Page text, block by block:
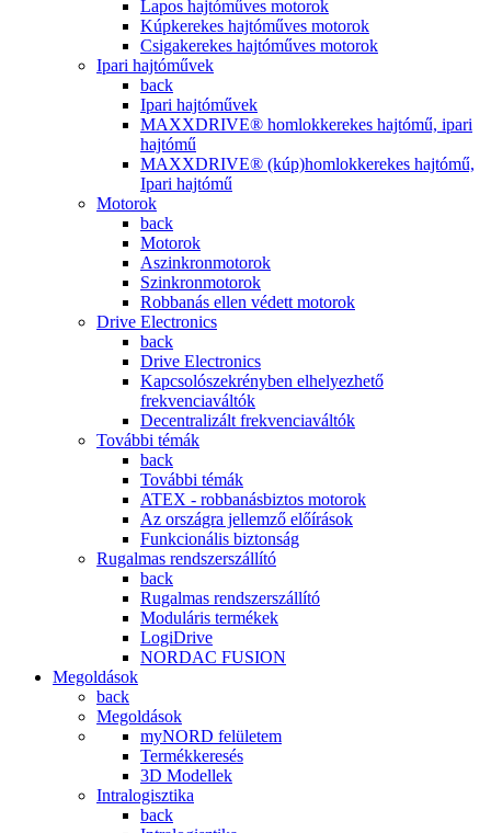
Lapos hajtóműves motorok
Kúpkerekes hajtóműves motorok
Csigakerekes hajtóműves motorok
Ipari hajtóművek
back
Ipari hajtóművek
MAXXDRIVE® homlokkerekes hajtómű, ipari
hajtómű
MAXXDRIVE® (kúp)homlokkerekes hajtómű,
Ipari hajtómű
Motorok
back
Motorok
Aszinkronmotorok
Szinkronmotorok
Robbanás ellen védett motorok
Drive Electronics
back
Drive Electronics
Kapcsolószekrényben elhelyezhető
frekvenciaváltók
Decentralizált frekvenciaváltók
További témák
back
További témák
ATEX - robbanásbiztos motorok
Az országra jellemző előírások
Funkcionális biztonság
Rugalmas rendszerszállító
back
Rugalmas rendszerszállító
Moduláris termékek
LogiDrive
NORDAC FUSION
Megoldások
back
Megoldások
myNORD felületem
Termékkeresés
3D Modellek
Intralogisztika
back